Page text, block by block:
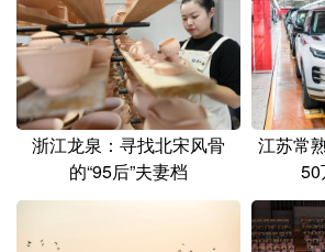
多语种频道
English Español
Русский язык 日本語
Deutsch Português
浙江龙泉：寻找北宋风骨
的“95后”夫妻档
江苏常
50